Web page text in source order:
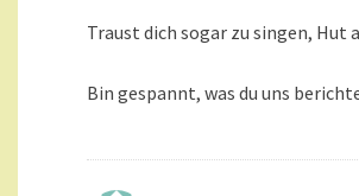
Traust dich sogar zu singen, Hut
Bin gespannt, was du uns